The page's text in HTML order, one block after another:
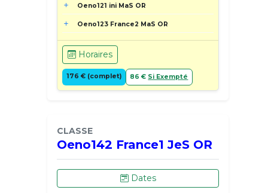
Oeno121 ini MaS OR
Oeno123 France2 MaS OR
Horaires
176 € (complet) 86 € Si Exempté
CLASSE
Oeno142 France1 JeS OR
Dates